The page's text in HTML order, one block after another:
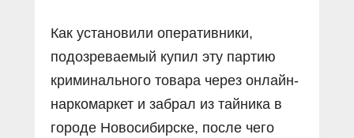
Как установили оперативники,
подозреваемый купил эту партию
криминального товара через онлайн-
наркомаркет и забрал из тайника в
городе Новосибирске, после чего